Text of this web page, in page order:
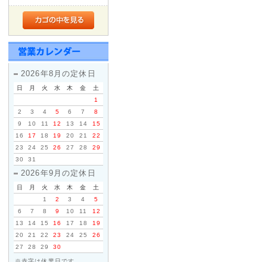
2026年8月の定休日
日 月 火 水 木 金
土
1
2
3 4 5 6 7
8
9
10 11 12 13 14
15
16
17 18 19 20 21
22
23
24 25 26 27 28
29
30
31
2026年9月の定休日
日 月 火 水 木 金
土
1
2 3 4
5
6
7 8 9 10 11
12
13
14 15 16 17 18
19
20
21 22 23 24 25
26
27
28 29 30